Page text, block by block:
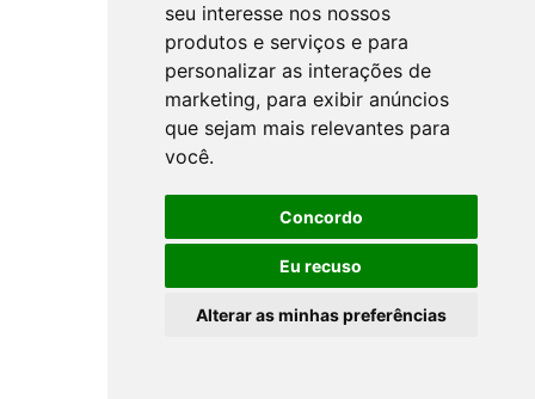
seu interesse nos nossos
produtos e serviços e para
personalizar as interações de
marketing, para exibir anúncios
que sejam mais relevantes para
você.
Concordo
Eu recuso
Alterar as minhas preferências